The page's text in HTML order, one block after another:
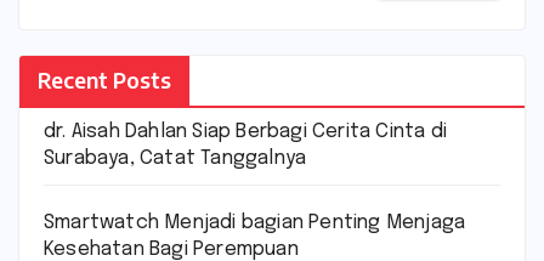
Recent Posts
dr. Aisah Dahlan Siap Berbagi Cerita Cinta di
Surabaya, Catat Tanggalnya
Smartwatch Menjadi bagian Penting Menjaga
Kesehatan Bagi Perempuan